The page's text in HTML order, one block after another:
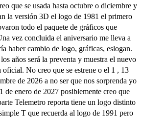
que se usada hasta octubre o diciembre y
la versión 3D el logo de 1981 el primero
todo el paquete de gráficos que
vez concluida el aniversario me lleva a
haber cambio de logo, gráficas, eslogan.
años será la preventa y muestra el nuevo
oficial. No creo que se estrene o el 1 , 13
de 2026 a no ser que nos sorprenda yo
de enero de 2027 posiblemente creo que
Telemetro reporta tiene un logo distinto
T que recuerda al logo de 1991 pero